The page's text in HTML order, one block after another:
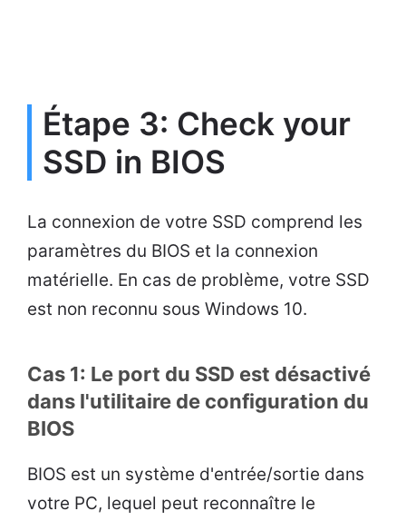
Étape 3: Check your
SSD in BIOS
La connexion de votre SSD comprend les
paramètres du BIOS et la connexion
matérielle. En cas de problème, votre SSD
est non reconnu sous Windows 10.
Cas 1: Le port du SSD est désactivé
dans l'utilitaire de configuration du
BIOS
BIOS est un système d'entrée/sortie dans
votre PC, lequel peut reconnaître le